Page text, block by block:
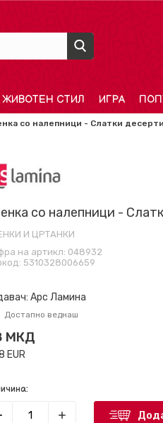
ЖИВОТЕН СТИЛ ИГРА
со налепници - Слатки десерти
со налепници -
И ЦРТАНКИ
на артикл: 048932
5310328006659
Арс Ламина
Достапно веднаш
МКД
EUR